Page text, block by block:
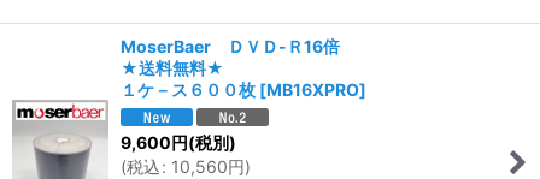
MoserBaer ＤＶＤ-Ｒ16倍
★送料無料★
１ケ－ス６００枚 [MB16XPRO]
9,600円(税別)
(税込: 10,560円)